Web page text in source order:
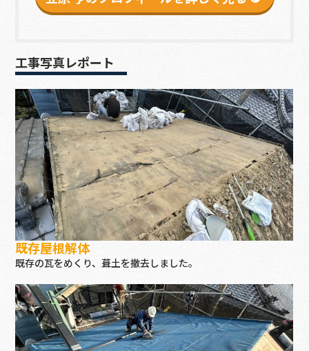
工事写真レポート
既存屋根解体
既存の瓦をめくり、葺土を撤去しました。